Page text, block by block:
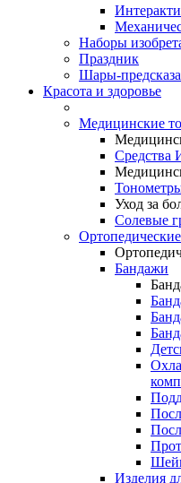
Наборы
Праздник
Шары-
Красота и здоровье
Медицинские
Средства
Уход за
Солевые
Бандажи
Изделия